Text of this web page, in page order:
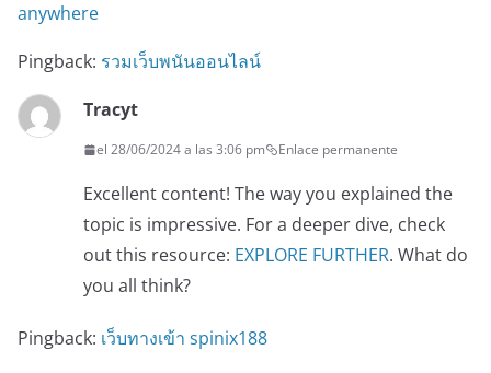
anywhere
Pingback: รวมเว็บพนันออนไลน์
Tracyt
el 28/06/2024 a las 3:06 pm Enlace permanente
Excellent content! The way you explained the
topic is impressive. For a deeper dive, check
out this resource: EXPLORE FURTHER. What do
you all think?
Pingback: เว็บทางเข้า spinix188